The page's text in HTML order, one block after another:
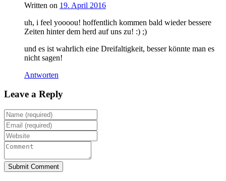
Written on 19. April 2016
uh, i feel yoooou! hoffentlich kommen bald wieder bessere
Zeiten hinter dem herd auf uns zu! :) ;)
und es ist wahrlich eine Dreifaltigkeit, besser könnte man es
nicht sagen!
Antworten
Leave a Reply
Submit Comment